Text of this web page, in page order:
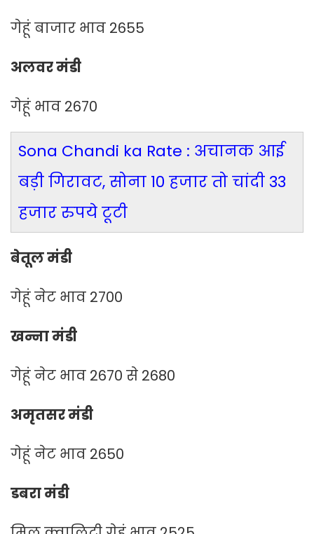
गेहूं बाजार भाव 2655
अलवर मंडी
गेहूं भाव 2670
Sona Chandi ka Rate : अचानक आई
बड़ी गिरावट, सोना 10 हजार तो चांदी 33
हजार रुपये टूटी
बेतूल मंडी
गेहूं नेट भाव 2700
खन्ना मंडी
गेहूं नेट भाव 2670 से 2680
अमृतसर मंडी
गेहूं नेट भाव 2650
डबरा मंडी